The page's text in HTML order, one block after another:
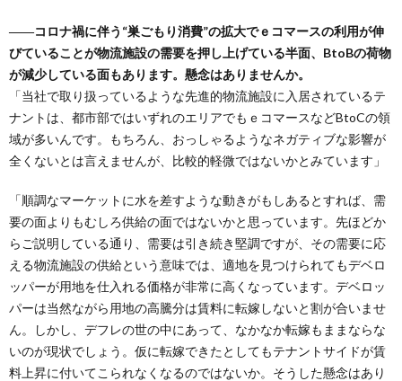
――コロナ禍に伴う“巣ごもり消費”の拡大でｅコマースの利用が伸
びていることが物流施設の需要を押し上げている半面、BtoBの荷物
が減少している面もあります。懸念はありませんか。
「当社で取り扱っているような先進的物流施設に入居されているテ
ナントは、都市部ではいずれのエリアでもｅコマースなどBtoCの領
域が多いんです。もちろん、おっしゃるようなネガティブな影響が
全くないとは言えませんが、比較的軽微ではないかとみています」
「順調なマーケットに水を差すような動きがもしあるとすれば、需
要の面よりもむしろ供給の面ではないかと思っています。先ほどか
らご説明している通り、需要は引き続き堅調ですが、その需要に応
える物流施設の供給という意味では、適地を見つけられてもデベロ
ッパーが用地を仕入れる価格が非常に高くなっています。デベロッ
パーは当然ながら用地の高騰分は賃料に転嫁しないと割が合いませ
ん。しかし、デフレの世の中にあって、なかなか転嫁もままならな
いのが現状でしょう。仮に転嫁できたとしてもテナントサイドが賃
料上昇に付いてこられなくなるのではないか。そうした懸念はあり